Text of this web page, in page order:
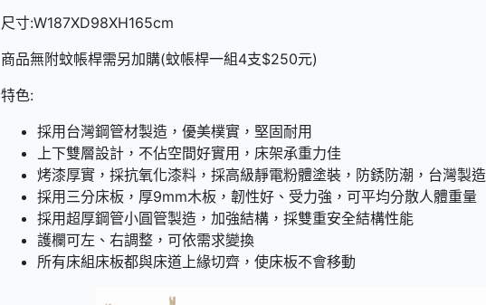
尺寸:W187XD98XH165cm
商品無附蚊帳桿需另加購(蚊帳桿一組4支$250元)
特色:
採用台灣鋼管材製造，優美樸實，堅固耐用
上下雙層設計，不佔空間好實用，床架承重力佳
烤漆厚實，採抗氧化漆料，採高級靜電粉體塗裝，防銹防潮，台灣製造
採用三分床板，厚9mm木板，韌性好、受力強，可平均分散人體重量
採用超厚鋼管小圓管製造，加強結構，採雙重安全結構性能
護欄可左、右調整，可依需求變換
所有床組床板都與床道上緣切齊，使床板不會移動